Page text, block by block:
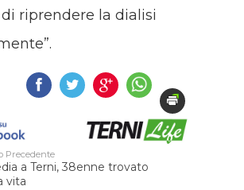
riprendere la dialisi
Precedente
a Terni, 38enne trovato
vita